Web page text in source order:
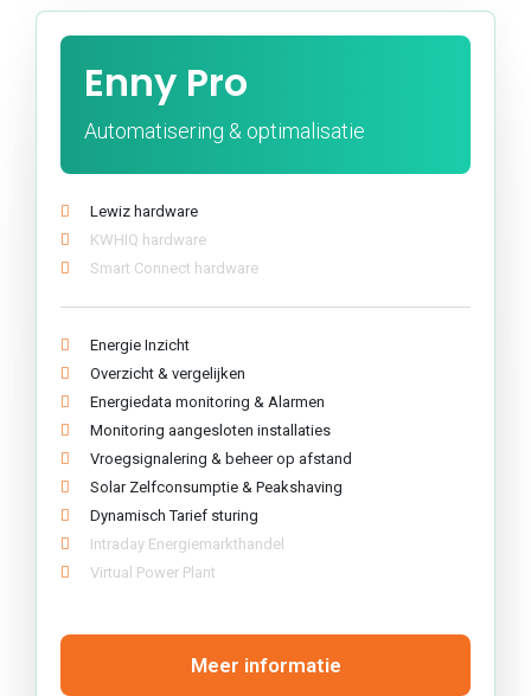
Enny Pro
Automatisering & optimalisatie
Lewiz hardware
KWHIQ hardware
Smart Connect hardware
Energie Inzicht
Overzicht & vergelijken
Energiedata monitoring & Alarmen
Monitoring aangesloten installaties
Vroegsignalering & beheer op afstand
Solar Zelfconsumptie & Peakshaving
Dynamisch Tarief sturing
Intraday Energiemarkthandel
Virtual Power Plant
Meer informatie